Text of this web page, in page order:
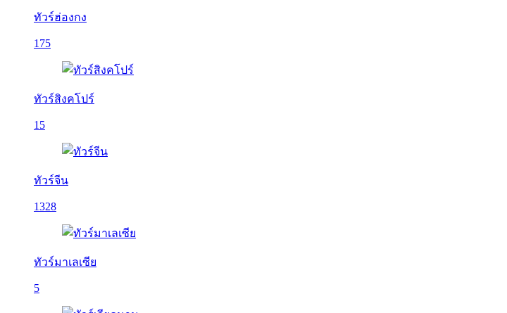
ทัวร์ฮ่องกง
175
ทัวร์สิงคโปร์
15
ทัวร์จีน
1328
ทัวร์มาเลเซีย
5